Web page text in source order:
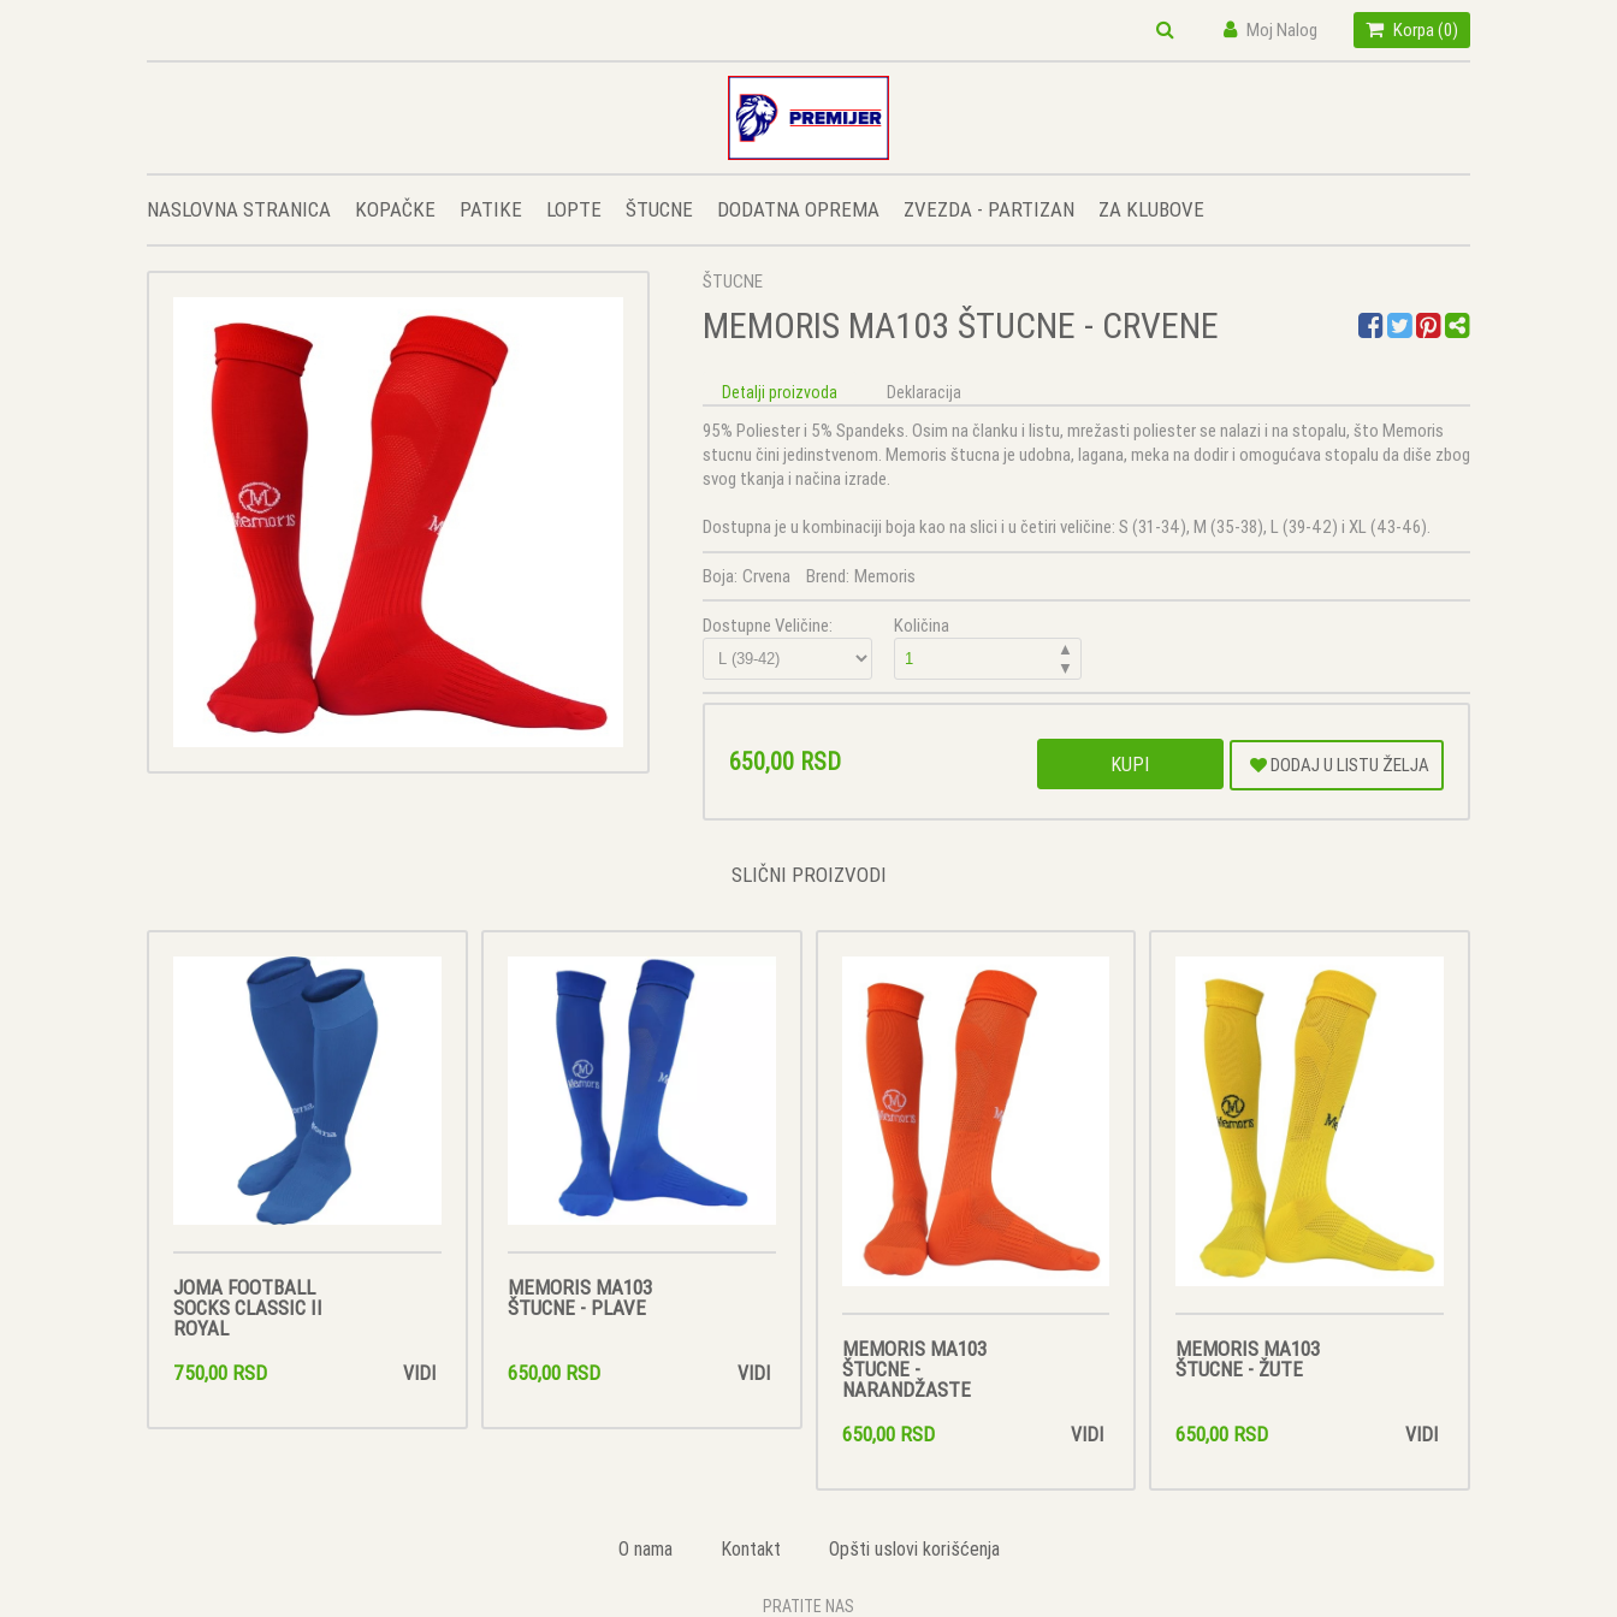
Moj Nalog Korpa (0)
NASLOVNA STRANICA KOPAČKE PATIKE LOPTE ŠTUCNE DODATNA OPREMA ZVEZDA - PARTIZAN ZA KLUBOVE
ŠTUCNE
MEMORIS MA103 ŠTUCNE - CRVENE
Detalji proizvoda Deklaracija
95% Poliester i 5% Spandeks. Osim na članku i listu, mrežasti poliester se nalazi i na stopalu, što Memoris
stucnu čini jedinstvenom. Memoris štucna je udobna, lagana, meka na dodir i omogućava stopalu da diše zbog
svog tkanja i načina izrade.
Dostupna je u kombinaciji boja kao na slici i u četiri veličine: S (31-34), M (35-38), L (39-42) i XL (43-46).
Boja: Crvena Brend: Memoris
Dostupne Veličine: Količina
▲
▼
650,00 RSD KUPI DODAJ U LISTU ŽELJA
SLIČNI PROIZVODI
JOMA FOOTBALL
SOCKS CLASSIC II
ROYAL
750,00 RSD
VIDI
MEMORIS MA103
ŠTUCNE - PLAVE
650,00 RSD VIDI
MEMORIS MA103
ŠTUCNE -
NARANDŽASTE
650,00 RSD
VIDI
MEMORIS MA103
ŠTUCNE - ŽUTE
650,00 RSD VIDI
O nama Kontakt Opšti uslovi korišćenja
PRATITE NAS